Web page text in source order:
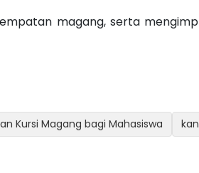
magang, serta
Kursi Magang bagi Mahasiswa